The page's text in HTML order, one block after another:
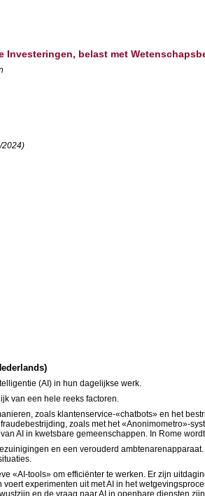
belast met
2024)
(AI) in hun dagelijkse werk.
van een hele reeks factoren.
zoals klantenservice-«chatbots» en het
zoals met het «Anonimometro»-
AI in kwetsbare gemeenschappen. In Rome
en een verouderd
«AI-tools» om efficiënter te werken. Er zijn
experimenten uit met AI in het
en de vraag naar AI in openbare diensten